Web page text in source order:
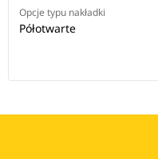
Opcje typu nakładki
Półotwarte